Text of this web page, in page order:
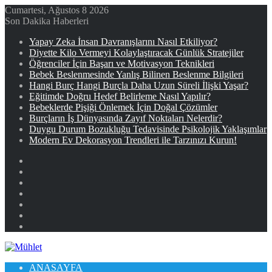
Cumartesi, Ağustos 8 2026
Son Dakika Haberleri
Yapay Zeka İnsan Davranışlarını Nasıl Etkiliyor?
Diyette Kilo Vermeyi Kolaylaştıracak Günlük Stratejiler
Öğrenciler İçin Başarı ve Motivasyon Teknikleri
Bebek Beslenmesinde Yanlış Bilinen Beslenme Bilgileri
Hangi Burç Hangi Burçla Daha Uzun Süreli İlişki Yaşar?
Eğitimde Doğru Hedef Belirleme Nasıl Yapılır?
Bebeklerde Pişiği Önlemek İçin Doğal Çözümler
Burçların İş Dünyasında Zayıf Noktaları Nelerdir?
Duygu Durum Bozukluğu Tedavisinde Psikolojik Yaklaşımlar
Modern Ev Dekorasyon Trendleri ile Tarzınızı Kurun!
ANASAYFA